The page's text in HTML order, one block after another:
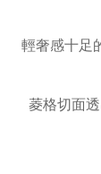
輕奢感十足
菱格切面